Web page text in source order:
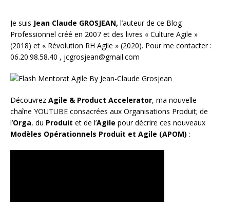
Je suis Jean Claude GROSJEAN, l’auteur de ce Blog
Professionnel créé en 2007 et des livres « Culture Agile »
(2018) et « Révolution RH Agile » (2020). Pour me contacter :
06.20.98.58.40 , jcgrosjean@gmail.com
Découvrez Agile & Product Accelerator, ma nouvelle
chaîne YOUTUBE consacrées aux Organisations Produit; de
l’Orga, du Produit et de l’Agile pour décrire ces nouveaux
Modèles Opérationnels Produit et Agile (APOM) :